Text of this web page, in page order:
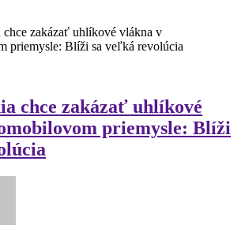
chce zakázať uhlíkové vlákna v
priemysle: Blíži sa veľká revolúcia
chce zakázať uhlíkové
priemysle: Blíži